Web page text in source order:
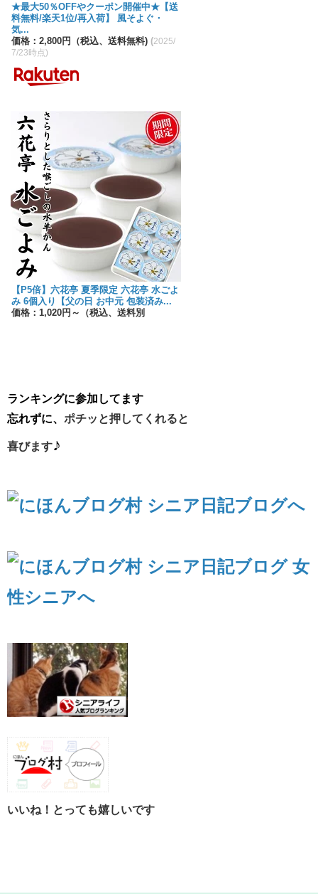
★最大50％OFFやクーポン開催中★【送
料無料/楽天1位/再入荷】 風そよぐ・
気...
価格：2,800円（税込、送料無料) (2025/
7/23時点)
【P5倍】六花亭 夏季限定 六花亭 水ごよ
み 6個入り【父の日 お中元 包装済み...
価格：1,020円～（税込、送料別
ランキングに参加してます
​忘れずに​​​​、 ポチッと押してくれると
喜びます♪​​​
いいね！とっても嬉しいです